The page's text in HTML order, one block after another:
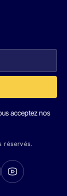
acceptez nos
réservés.